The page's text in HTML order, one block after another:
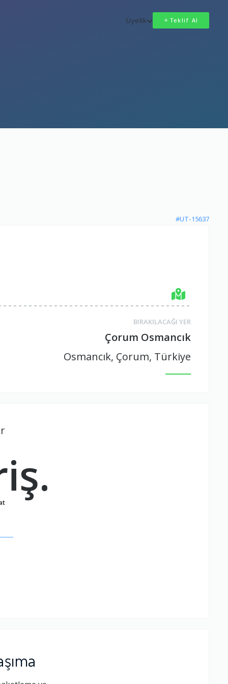
Üyelik Teklif Al
#UT-15637
BIRAKILACAĞI YER
Çorum Osmancık
Osmancık, Çorum, Türkiye